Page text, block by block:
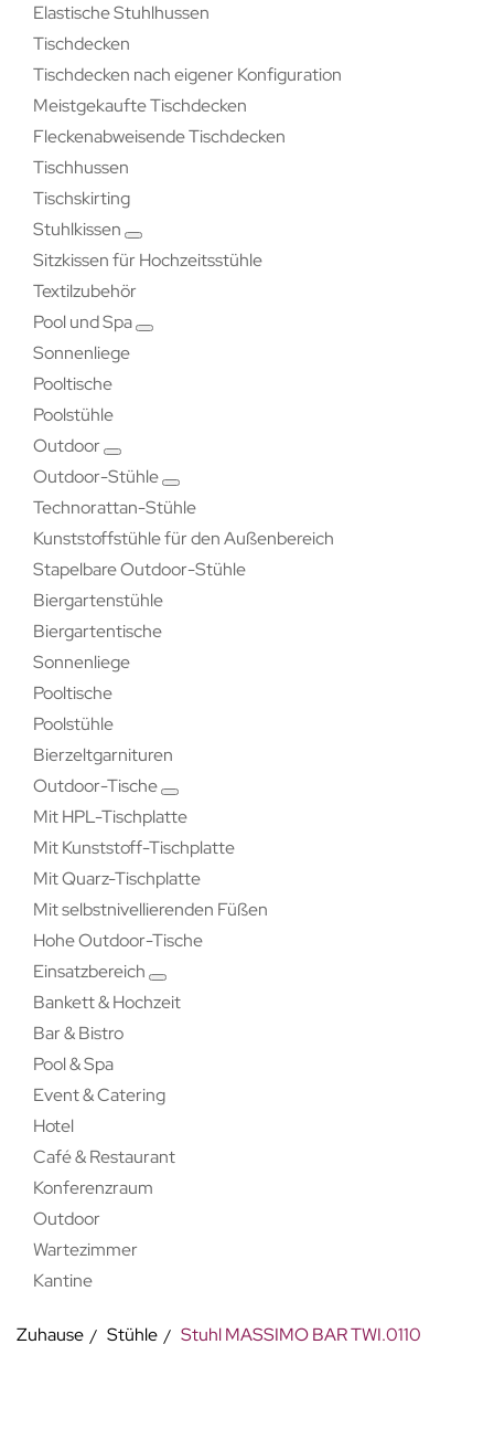
Elastische Stuhlhussen
Tischdecken
Tischdecken nach eigener Konfiguration
Meistgekaufte Tischdecken
Fleckenabweisende Tischdecken
Tischhussen
Tischskirting
Stuhlkissen
Sitzkissen für Hochzeitsstühle
Textilzubehör
Pool und Spa
Sonnenliege
Pooltische
Poolstühle
Outdoor
Outdoor-Stühle
Technorattan-Stühle
Kunststoffstühle für den Außenbereich
Stapelbare Outdoor-Stühle
Biergartenstühle
Biergartentische
Sonnenliege
Pooltische
Poolstühle
Bierzeltgarnituren
Outdoor-Tische
Mit HPL-Tischplatte
Mit Kunststoff-Tischplatte
Mit Quarz-Tischplatte
Mit selbstnivellierenden Füßen
Hohe Outdoor-Tische
Einsatzbereich
Bankett & Hochzeit
Bar & Bistro
Pool & Spa
Event & Catering
Hotel
Café & Restaurant
Konferenzraum
Outdoor
Wartezimmer
Kantine
Zuhause Stühle Stuhl MASSIMO BAR TWI.0110